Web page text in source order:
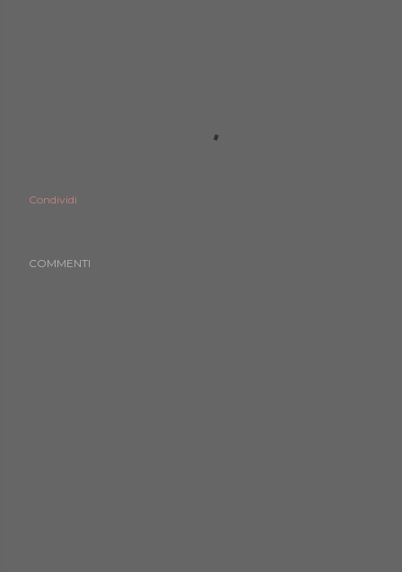
Condividi
COMMENTI